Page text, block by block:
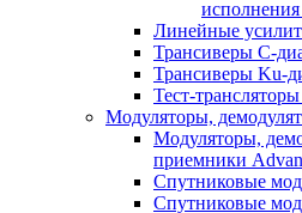
исполнения
Линейные
Трансиверы С-
Трансиверы Ku-
Тест-
Модуляторы,
Модуляторы,
приемники
Спутниковые
Спутниковые